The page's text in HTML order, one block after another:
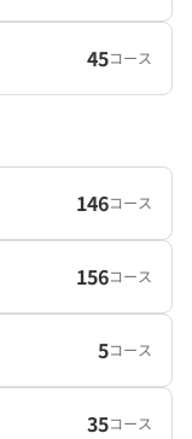
45コース
146コース
156コース
5コース
35コース